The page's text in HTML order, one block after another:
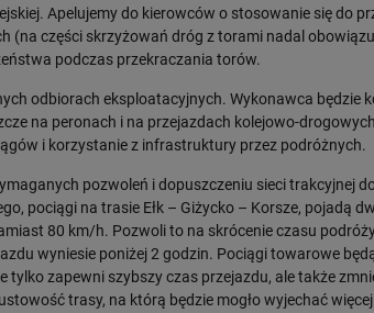
Apelujemy do kierowców o stosowanie się do
(na części skrzyżowań dróg z torami nadal
podczas przekraczania torów.
odbiorach eksploatacyjnych. Wykonawca będzie
na peronach i na przejazdach kolejowo-
i korzystanie z infrastruktury przez podróżnych.
pozwoleń i dopuszczeniu sieci trakcyjnej
pociągi na trasie Ełk – Giżycko – Korsze, pojadą
80 km/h. Pozwoli to na skrócenie czasu
wyniesie poniżej 2 godzin. Pociągi towarowe
tylko zapewni szybszy czas przejazdu, ale także
trasy, na którą będzie mogło wyjechać